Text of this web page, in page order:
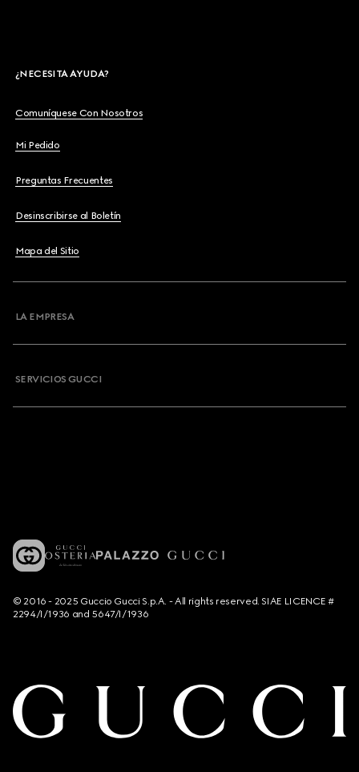
¿NECESITA AYUDA?
Comuníquese Con Nosotros
Mi Pedido
Preguntas Frecuentes
Desinscribirse al Boletín
Mapa del Sitio
LA EMPRESA
SERVICIOS GUCCI
© 2016 - 2025 Guccio Gucci S.p.A. - All rights reserved. SIAE LICENCE #
2294/I/1936 and 5647/I/1936